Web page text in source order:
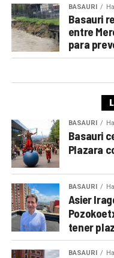
BASAURI
Basauri
entre
para
BASAURI
Basauri
Plazara
BASAURI
Asier
tener
BASAURI